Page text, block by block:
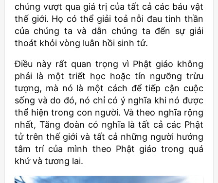
chúng vượt qua giá trị của tất cả các báu vật
thế giới. Họ có thể giải toả nỗi đau tinh thần
của chúng ta và dẫn chúng ta đến sự giải
thoát khỏi vòng luân hồi sinh tử.
Điều này rất quan trọng vì Phật giáo không
phải là một triết học hoặc tín ngưỡng trừu
tượng, mà nó là một cách để tiếp cận cuộc
sống và do đó, nó chỉ có ý nghĩa khi nó được
thể hiện trong con người. Và theo nghĩa rộng
nhất, Tăng đoàn có nghĩa là tất cả các Phật
tử trên thế giới và tất cả những người hướng
tâm trí của mình theo Phật giáo trong quá
khứ và tương lai.